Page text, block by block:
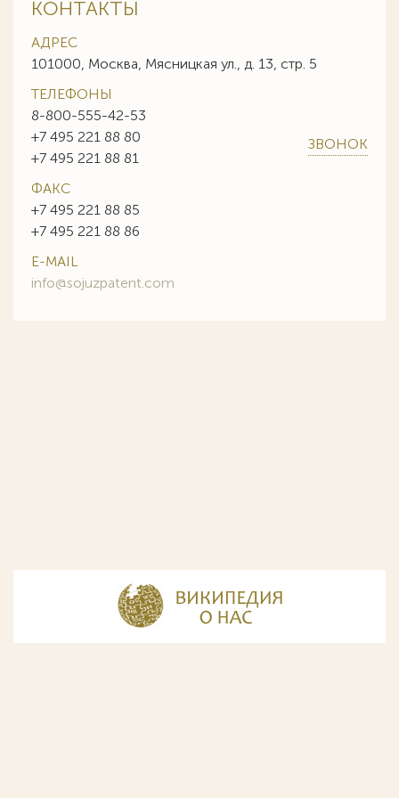
КОНТАКТЫ
АДРЕС
101000, Москва, Мясницкая ул., д. 13, стр. 5
ТЕЛЕФОНЫ
8-800-555-42-53
+7 495 221 88 80
+7 495 221 88 81
ЗВОНОК
ФАКС
+7 495 221 88 85
+7 495 221 88 86
E-MAIL
info@sojuzpatent.com